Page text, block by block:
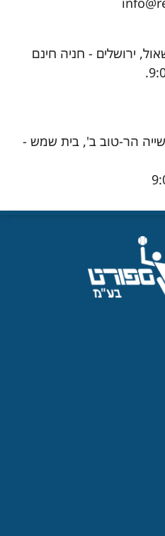
התעשייה הר-טוב ב', בית שמש -